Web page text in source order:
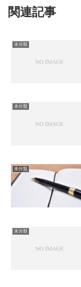
関連記事
未分類
未分類
未分類
未分類